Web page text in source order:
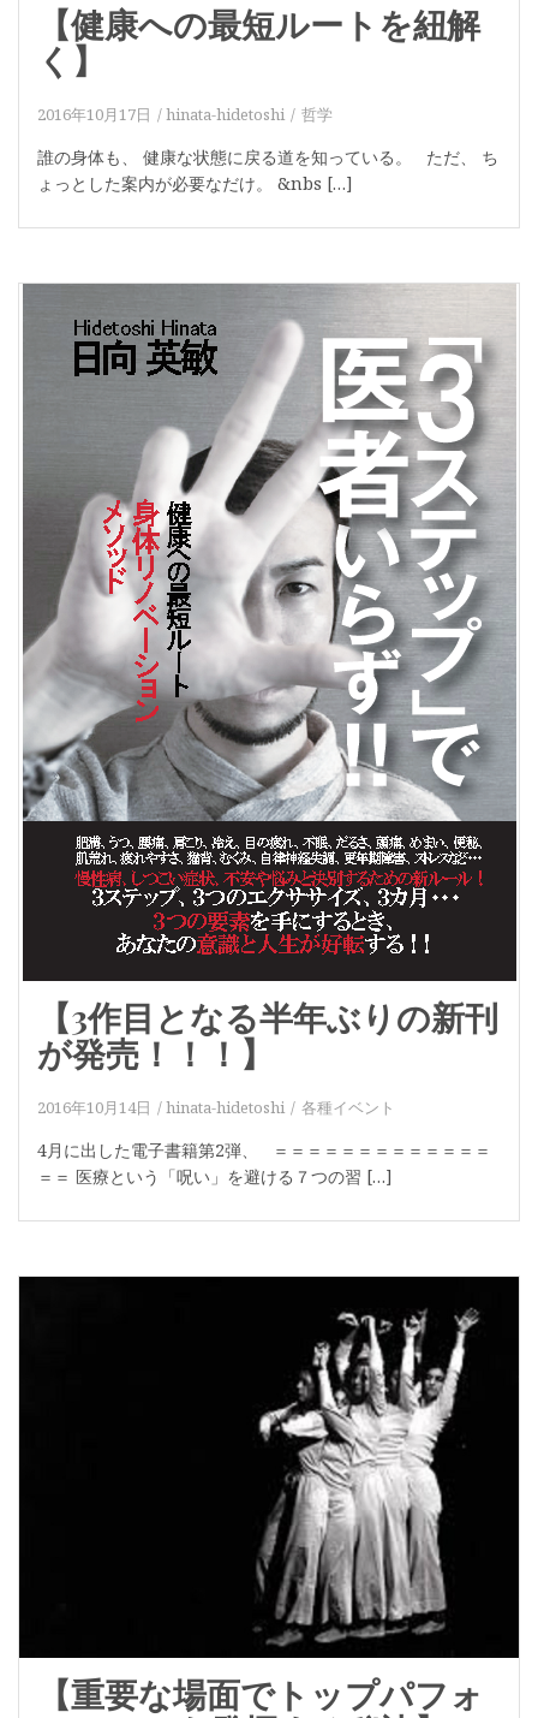
【健康への最短ルートを紐解
く】
2016年10月17日 hinata-hidetoshi 哲学
誰の身体も、 健康な状態に戻る道を知っている。 ただ、 ち
ょっとした案内が必要なだけ。 &nbs […]
【3作目となる半年ぶりの新刊
が発売！！！】
2016年10月14日 hinata-hidetoshi 各種イベント
4月に出した電子書籍第2弾、 ＝＝＝＝＝＝＝＝＝＝＝＝＝
＝＝ 医療という「呪い」を避ける７つの習 […]
【重要な場面でトップパフォ